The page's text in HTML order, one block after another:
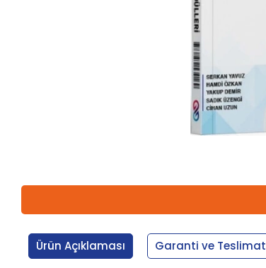
Ürün Açıklaması Garanti ve Teslimat